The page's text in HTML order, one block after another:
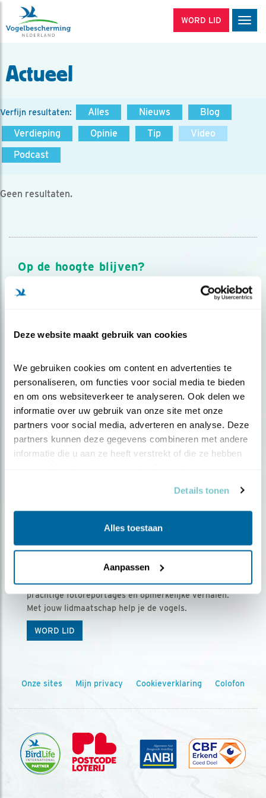
Deze website maakt gebruik van cookies
We gebruiken cookies om content en advertenties te
personaliseren, om functies voor social media te bieden
en om ons websiteverkeer te analyseren. Ook delen we
informatie over uw gebruik van onze site met onze
partners voor social media, adverteren en analyse. Deze
partners kunnen deze gegevens combineren met andere
informatie die u aan ze heeft verstrekt of die ze hebben
Details tonen
Alles toestaan
Aanpassen
WORD LID
Actueel
Verfijn resultaten: Alles Nieuws
Blog
Verdieping
Opinie Tip
Video
Podcast
Geen resultaten.
Op de hoogte blijven?
Meld je aan en ontvang nieuws, inspiratie, acties en tips
over vogels en activiteiten van Vogelbescherming.
Ontvang 5 x Vogels voor € 36,00 per jaar
Vogels is het tijdschrift voor onze leden, met
prachtige fotoreportages en opmerkelijke verhalen.
Met jouw lidmaatschap help je de vogels.
WORD LID
Onze sites Mijn privacy Cookieverklaring Colofon